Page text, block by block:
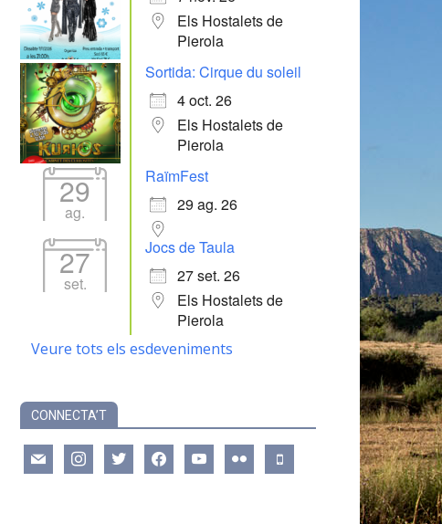
Els Hostalets de
Pierola
Sortida: Cirque du soleil
4 oct. 26
Els Hostalets de
Pierola
29
ag.
RaïmFest
29 ag. 26
27
set.
Jocs de Taula
27 set. 26
Els Hostalets de
Pierola
Veure tots els esdeveniments
CONNECTA’T
mail instagramtwitter facebookyoutube flickr mobile